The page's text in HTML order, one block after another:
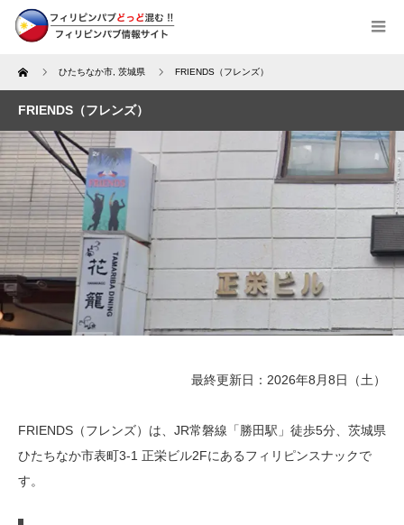
Home ひたちなか市 茨城県 FRIENDS（フレンズ）
FRIENDS（フレンズ）
最終更新日：2026年8月8日（土）
FRIENDS（フレンズ）は、JR常磐線「勝田駅」徒歩5分、 茨城県
ひたちなか市表町3-1 正栄ビル2Fにあるフィリピンスナックで
す。